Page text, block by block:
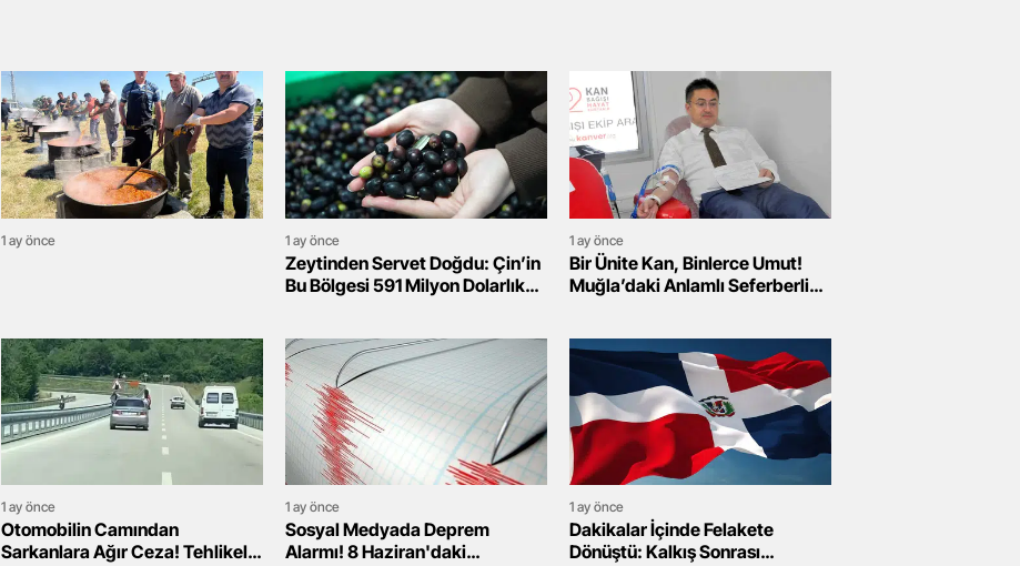
1 ay önce 1 ay önce
Zeytinden Servet Doğdu: Çin’in
Bu Bölgesi 591 Milyon Dolarlık
1 ay önce
Bir Ünite Kan, Binlerce Umut!
Muğla’daki Anlamlı Seferberlik
1 ay önce
Otomobilin Camından
Sarkanlara Ağır Ceza! Tehlikeli
1 ay önce
Sosyal Medyada Deprem
Alarmı! 8 Haziran'daki
1 ay önce
Dakikalar İçinde Felakete
Dönüştü: Kalkış Sonrası